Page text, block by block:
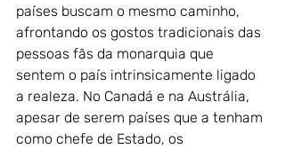
países buscam o mesmo caminho,
afrontando os gostos tradicionais das
pessoas fãs da monarquia que
sentem o país intrinsicamente ligado
a realeza. No Canadá e na Austrália,
apesar de serem países que a tenham
como chefe de Estado, os